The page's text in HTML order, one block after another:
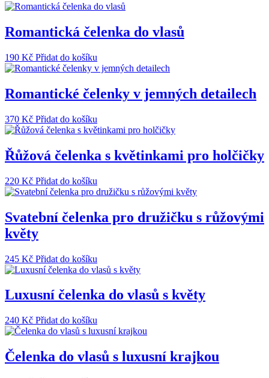
Romantická čelenka do vlasů
190 Kč Přidat do košíku
Romantické čelenky v jemných detailech
370 Kč Přidat do košíku
Řůžová čelenka s květinkami pro holčičky
220 Kč Přidat do košíku
Svatební čelenka pro družičku s růžovými
květy
245 Kč Přidat do košíku
Luxusní čelenka do vlasů s květy
240 Kč Přidat do košíku
Čelenka do vlasů s luxusní krajkou